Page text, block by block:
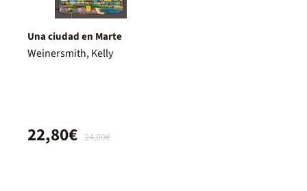
Una ciudad en Marte
Weinersmith, Kelly
24,00€
22,80€